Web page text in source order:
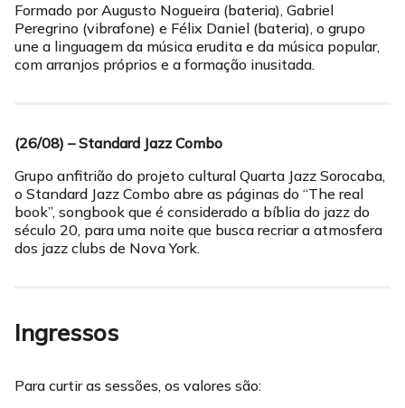
Formado por Augusto Nogueira (bateria), Gabriel
Peregrino (vibrafone) e Félix Daniel (bateria), o grupo
une a linguagem da música erudita e da música popular,
com arranjos próprios e a formação inusitada.
(26/08) – Standard Jazz Combo
Grupo anfitrião do projeto cultural Quarta Jazz Sorocaba,
o Standard Jazz Combo abre as páginas do “The real
book”, songbook que é considerado a bíblia do jazz do
século 20, para uma noite que busca recriar a atmosfera
dos jazz clubs de Nova York.
Ingressos
Para curtir as sessões, os valores são: